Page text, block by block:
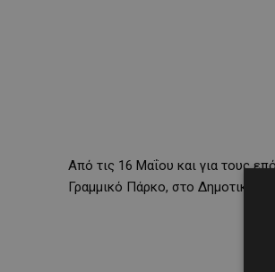
Από τις 16 Μαΐου και για τους
Γραμμικό Πάρκο, στο Δημοτικό